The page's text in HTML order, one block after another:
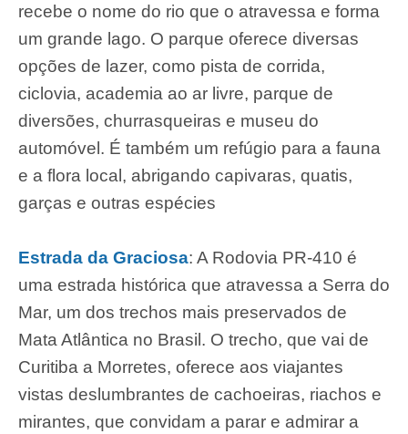
recebe o nome do rio que o atravessa e forma
um grande lago. O parque oferece diversas
opções de lazer, como pista de corrida,
ciclovia, academia ao ar livre, parque de
diversões, churrasqueiras e museu do
automóvel. É também um refúgio para a fauna
e a flora local, abrigando capivaras, quatis,
garças e outras espécies
Estrada da Graciosa: A Rodovia PR-410 é
uma estrada histórica que atravessa a Serra do
Mar, um dos trechos mais preservados de
Mata Atlântica no Brasil. O trecho, que vai de
Curitiba a Morretes, oferece aos viajantes
vistas deslumbrantes de cachoeiras, riachos e
mirantes, que convidam a parar e admirar a